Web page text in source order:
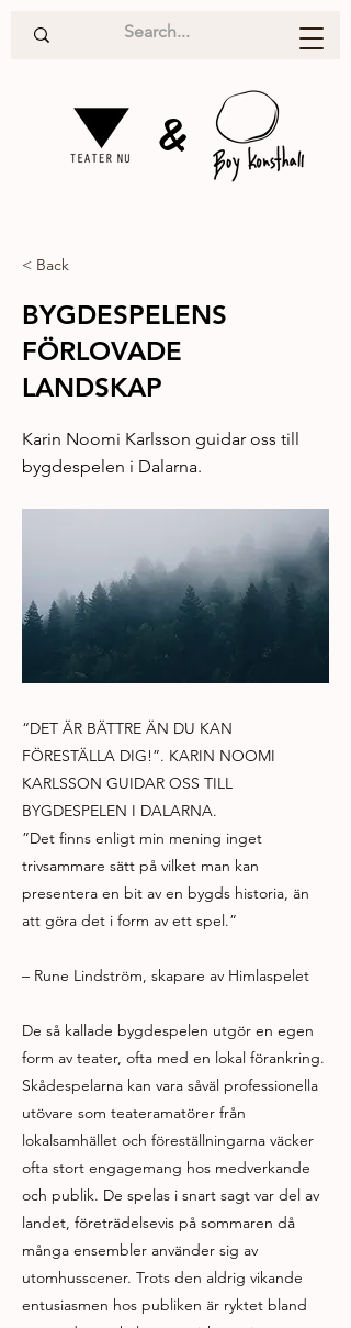
&
< Back
BYGDESPELENS
FÖRLOVADE
LANDSKAP
Karin Noomi Karlsson guidar oss till
bygdespelen i Dalarna.
“DET ÄR BÄTTRE ÄN DU KAN
FÖRESTÄLLA DIG!”. KARIN NOOMI
KARLSSON GUIDAR OSS TILL
BYGDESPELEN I DALARNA.
”Det finns enligt min mening inget
trivsammare sätt på vilket man kan
presentera en bit av en bygds historia, än
att göra det i form av ett spel.”
– Rune Lindström, skapare av Himlaspelet
De så kallade bygdespelen utgör en egen
form av teater, ofta med en lokal förankring.
Skådespelarna kan vara såväl professionella
utövare som teateramatörer från
lokalsamhället och föreställningarna väcker
ofta stort engagemang hos medverkande
och publik. De spelas i snart sagt var del av
landet, företrädelsevis på sommaren då
många ensembler använder sig av
utomhusscener. Trots den aldrig vikande
entusiasmen hos publiken är ryktet bland